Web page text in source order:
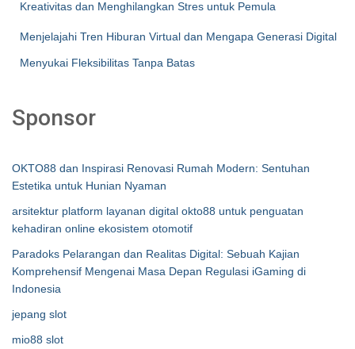
Kreativitas dan Menghilangkan Stres untuk Pemula
Menjelajahi Tren Hiburan Virtual dan Mengapa Generasi Digital
Menyukai Fleksibilitas Tanpa Batas
Sponsor
OKTO88 dan Inspirasi Renovasi Rumah Modern: Sentuhan
Estetika untuk Hunian Nyaman
arsitektur platform layanan digital okto88 untuk penguatan
kehadiran online ekosistem otomotif
Paradoks Pelarangan dan Realitas Digital: Sebuah Kajian
Komprehensif Mengenai Masa Depan Regulasi iGaming di
Indonesia
jepang slot
mio88 slot